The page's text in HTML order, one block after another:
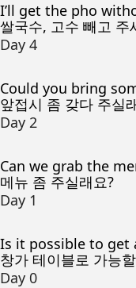
I’ll get the pho
쌀국수, 고수 빼고 주
Day 4
Could you bring
앞접시 좀 갖다 주실
Day 2
Can we grab the
메뉴 좀 주실래요?
Day 1
Is it possible to get
창가 테이블로 가능
Day 0